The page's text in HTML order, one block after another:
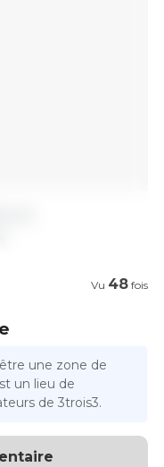
Vu 48 fois
une zone de
un lieu de
de 3trois3.